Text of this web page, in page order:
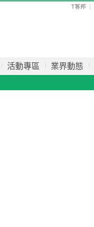
T客邦
活動專區 業界動態